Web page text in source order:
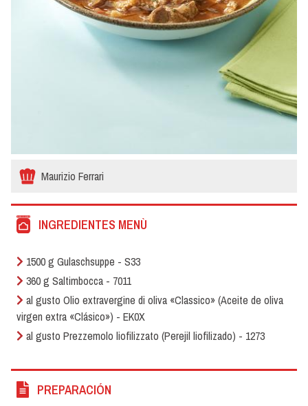
Maurizio Ferrari
INGREDIENTES MENÙ
1500 g Gulaschsuppe - S33
360 g Saltimbocca - 7011
al gusto Olio extravergine di oliva «Classico» (Aceite de oliva
virgen extra «Clásico») - EK0X
al gusto Prezzemolo liofilizzato (Perejil liofilizado) - 1273
PREPARACIÓN